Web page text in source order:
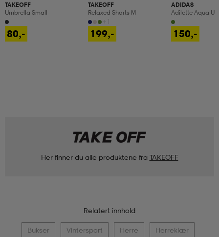
TAKEOFF
Umbrella Small
80,-
TAKEOFF
Relaxed Shorts M
199,-
ADIDAS
Adilette Aqua U
150,-
Her finner du alle produktene fra TAKEOFF
Relatert innhold
Bukser Vintersport Herre Herreklær